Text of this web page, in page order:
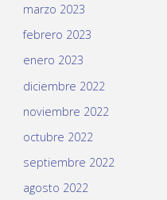
marzo 2023
febrero 2023
enero 2023
diciembre 2022
noviembre 2022
octubre 2022
septiembre 2022
agosto 2022